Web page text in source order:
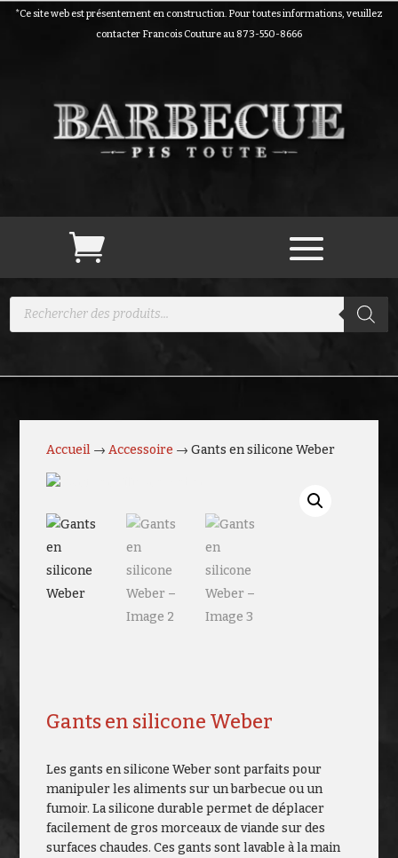
*Ce site web est présentement en construction. Pour toutes informations, veuillez
contacter Francois Couture au 873-550-8666
Recherche
Accueil →Accessoire → Gants en silicone Weber
Gants en silicone Weber
Les gants en silicone Weber sont parfaits pour
manipuler les aliments sur un barbecue ou un
fumoir. La silicone durable permet de déplacer
facilement de gros morceaux de viande sur des
surfaces chaudes. Ces gants sont lavable à la main